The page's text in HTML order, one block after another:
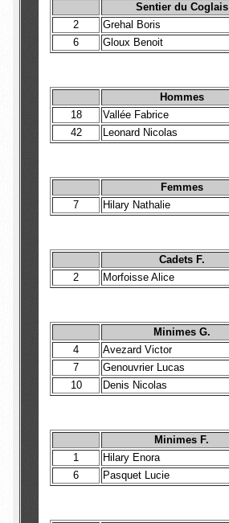
Sentier du Coglais
2
Grehal Boris
6
Gloux Benoit
Hommes
18
Vallée Fabrice
42
Leonard Nicolas
Femmes
7
Hilary Nathalie
Cadets F.
2
Morfoisse Alice
Minimes G.
4
Avezard Victor
7
Genouvrier Lucas
10
Denis Nicolas
Minimes F.
1
Hilary Enora
6
Pasquet Lucie